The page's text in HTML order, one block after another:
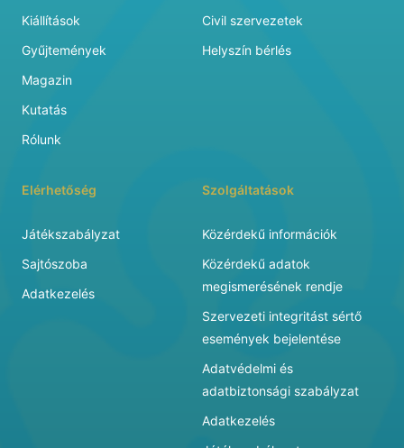
Kiállítások
Gyűjtemények
Magazin
Kutatás
Rólunk
Civil szervezetek
Helyszín bérlés
Elérhetőség
Játékszabályzat
Sajtószoba
Adatkezelés
Szolgáltatások
Közérdekű információk
Közérdekű adatok
megismerésének rendje
Szervezeti integritást sértő
események bejelentése
Adatvédelmi és
adatbiztonsági szabályzat
Adatkezelés